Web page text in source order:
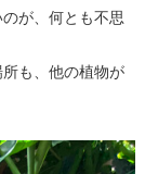
が、何とも不思
も、他の植物が